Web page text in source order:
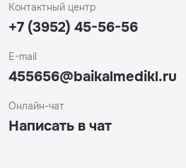
Контактный центр
+7 (3952) 45-56-56
E-mail
455656@baikalmedikl.ru
Онлайн-чат
Написать в чат